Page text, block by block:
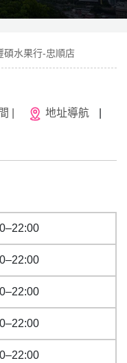
碩水果行-忠順店
| 地址導航